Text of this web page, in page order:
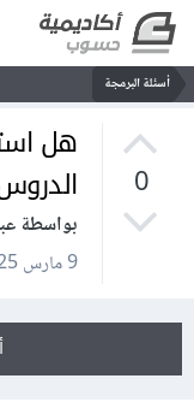
أسئلة البرمجة
0
هل
بواسطة
9 مارس 2025